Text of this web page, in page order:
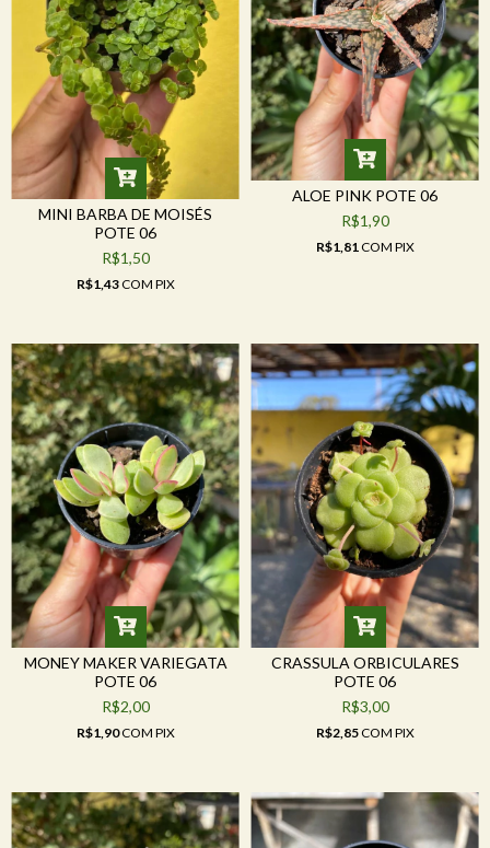
MINI BARBA DE MOISÉS
POTE 06
R$1,50
R$1,43COM PIX
ALOE PINK POTE 06
R$1,90
R$1,81 COM PIX
MONEY MAKER VARIEGATA
POTE 06
R$2,00
R$1,90COM PIX
CRASSULA ORBICULARES
POTE 06
R$3,00
R$2,85COM PIX